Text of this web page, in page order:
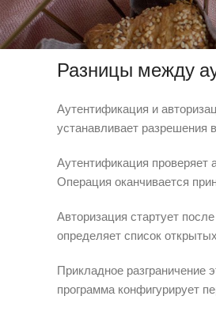
Инженеры Драгон мани
Бэкенд-сервисы
Разницы между
Аутентификация и
устанавливает разрешения
Аутентификация проверяет
Операция оканчивается
Авторизация стартует
определяет список
Прикладное разграничение
программа конфигурирует